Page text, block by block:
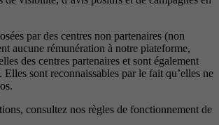
par des centres non partenaires (non
aucune rémunération à notre plateforme,
des centres partenaires et sont également
Elles sont reconnaissables par le fait qu’elles ne
consultez nos règles de fonctionnement de